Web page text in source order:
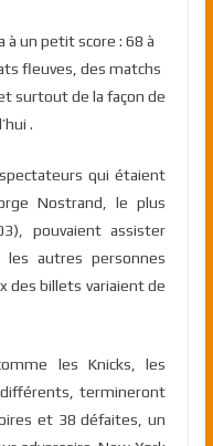
un petit score : 68 à
fleuves, des matchs
surtout de la façon de
.
qui étaient
Nostrand, le plus
pouvaient assister
autres personnes
des billets variaient de
les Knicks, les
termineront
et 38 défaites, un